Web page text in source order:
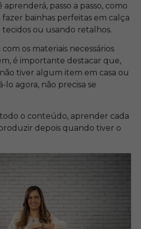
aprenderá, passo a passo, como
bainhas perfeitas em calça
ou usando retalhos.
os materiais necessários
é importante destacar que,
tiver algum item em casa ou
agora, não precisa se
o conteúdo, aprender cada
depois quando tiver o